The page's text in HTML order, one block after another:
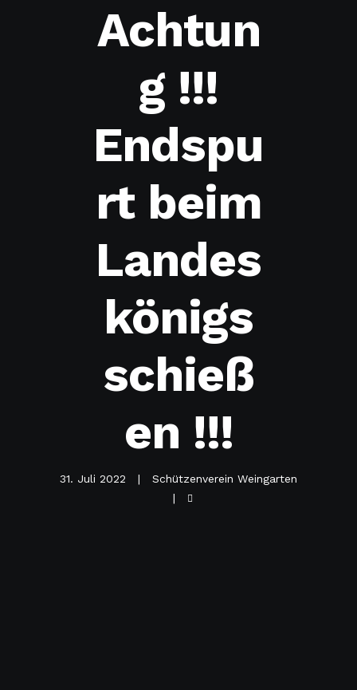
Achtun
g !!!
Endspu
rt beim
Landes
königs
schieß
en !!!
31. Juli 2022 Schützenverein Weingarten